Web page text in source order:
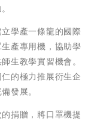
學產一條龍的國際
產專用機，協助學
生教學實習機會。
的極力推展衍生企
發展。
捐贈，將口罩機提